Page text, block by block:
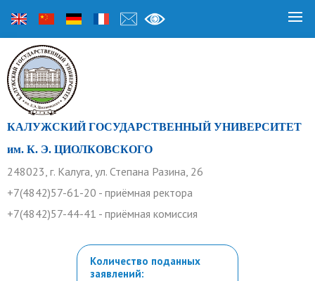
КАЛУЖСКИЙ ГОСУДАРСТВЕННЫЙ УНИВЕРСИТЕТ
им. К. Э. ЦИОЛКОВСКОГО
248023, г. Калуга, ул. Степана Разина, 26
+7(4842)57-61-20 - приёмная ректора
+7(4842)57-44-41 - приёмная комиссия
Количество поданных
заявлений: